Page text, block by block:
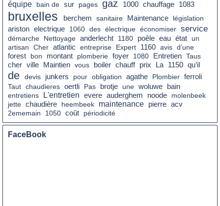
équipe
bain de sur pages gaz 1000 chauffage 1083
bruxelles berchem sanitaire Maintenance
législation
ariston electrique 1060 des électrique économiser service
démarche Nettoyage anderlecht 1180 poêle eau état
un
artisan
Cher atlantic entreprise Expert 1160 avis d’une
forest
bon montant plomberie foyer 1080 Entretien Taus
cher ville Maintien vous boiler chauff prix La 1150 qu’il
de devis junkers pour obligation agathe Plombier ferroli
Taut chaudieres oertli Pas brotje une woluwe bain
entretiens L'entretien evere auderghem noode
molenbeek
jette chaudière heembeek maintenance pierre acv
2ememain
1050 coût périodicité
FaceBook